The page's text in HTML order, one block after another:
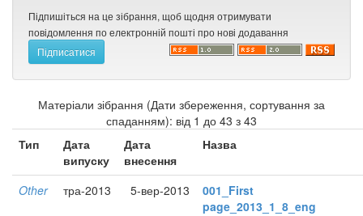
Підпишіться на це зібрання, щоб щодня отримувати
повідомлення по електронній пошті про нові додавання
Матеріали зібрання (Дати збереження, сортування за
спаданням): від 1 до 43 з 43
Тип
Дата
випуску
Дата
внесення
Назва
Other тра-2013 5-вер-2013
001_First
page_2013_1_8_eng